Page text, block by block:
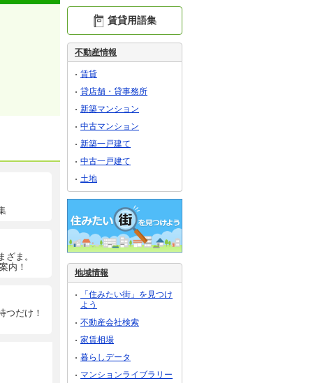
ま。
内！
つだけ！
賃貸用語集
不動産情報
賃貸
貸店舗・貸事務所
新築マンション
中古マンション
新築一戸建て
中古一戸建て
土地
地域情報
「住みたい街」を見つけ
よう
不動産会社検索
家賃相場
暮らしデータ
マンションライブラリー